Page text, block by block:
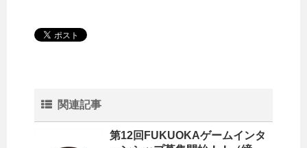
関連記事
第12回FUKUOKAゲームインタ